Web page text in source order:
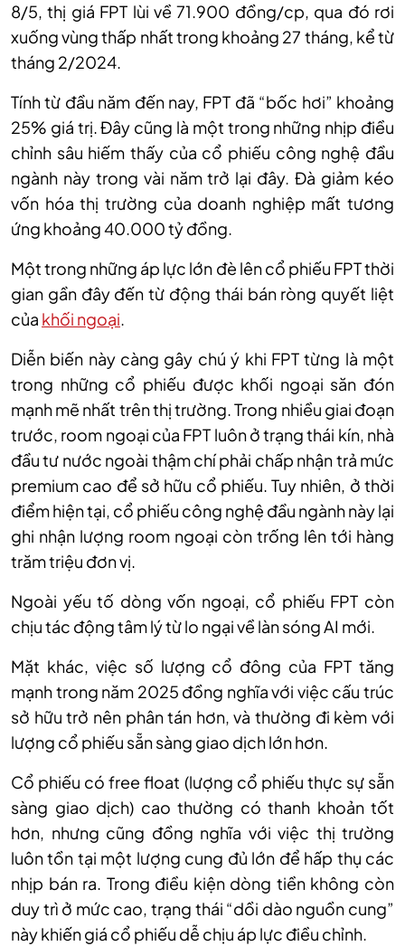
8/5, thị giá FPT lùi về 71.900 đồng/cp, qua đó rơi
xuống vùng thấp nhất trong khoảng 27 tháng, kể từ
tháng 2/2024.
Tính từ đầu năm đến nay, FPT đã “bốc hơi” khoảng
25% giá trị. Đây cũng là một trong những nhịp điều
chỉnh sâu hiếm thấy của cổ phiếu công nghệ đầu
ngành này trong vài năm trở lại đây. Đà giảm kéo
vốn hóa thị trường của doanh nghiệp mất tương
ứng khoảng 40.000 tỷ đồng.
Một trong những áp lực lớn đè lên cổ phiếu FPT thời
gian gần đây đến từ động thái bán ròng quyết liệt
của khối ngoại.
Diễn biến này càng gây chú ý khi FPT từng là một
trong những cổ phiếu được khối ngoại săn đón
mạnh mẽ nhất trên thị trường. Trong nhiều giai đoạn
trước, room ngoại của FPT luôn ở trạng thái kín, nhà
đầu tư nước ngoài thậm chí phải chấp nhận trả mức
premium cao để sở hữu cổ phiếu. Tuy nhiên, ở thời
điểm hiện tại, cổ phiếu công nghệ đầu ngành này lại
ghi nhận lượng room ngoại còn trống lên tới hàng
trămtriệu đơn vị.
Ngoài yếu tố dòng vốn ngoại, cổ phiếu FPT còn
chịu tác động tâm lý từ lo ngại về làn sóng AI mới.
Mặt khác, việc số lượng cổ đông của FPT tăng
mạnh trong năm 2025 đồng nghĩa với việc cấu trúc
sở hữu trở nên phân tán hơn, và thường đi kèm với
lượng cổ phiếu sẵn sàng giao dịch lớn hơn.
Cổ phiếu có free float (lượng cổ phiếu thực sự sẵn
sàng giao dịch) cao thường có thanh khoản tốt
hơn, nhưng cũng đồng nghĩa với việc thị trường
luôn tồn tại một lượng cung đủ lớn để hấp thụ các
nhịp bán ra. Trong điều kiện dòng tiền không còn
duy trì ở mức cao, trạng thái “dồi dào nguồn cung”
này khiến giá cổ phiếu dễ chịu áp lực điều chỉnh.